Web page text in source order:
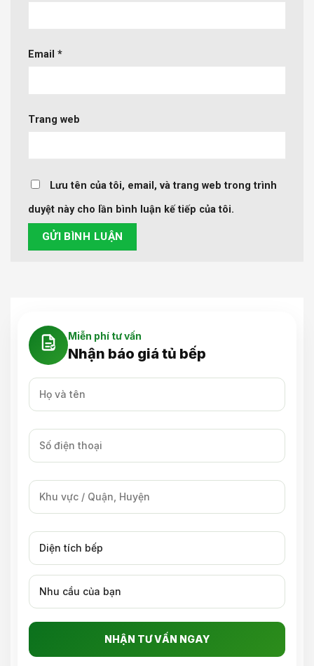
Email *
Trang web
Lưu tên của tôi, email, và trang web trong trình
duyệt này cho lần bình luận kế tiếp của tôi.
Miễn phí tư vấn
Nhận báo giá tủ bếp